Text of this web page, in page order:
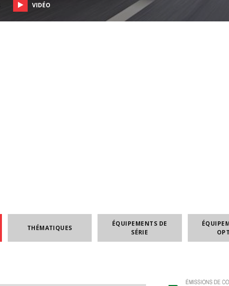
VIDÉO
THÉMATIQUES
ÉQUIPEMENTS DE
SÉRIE